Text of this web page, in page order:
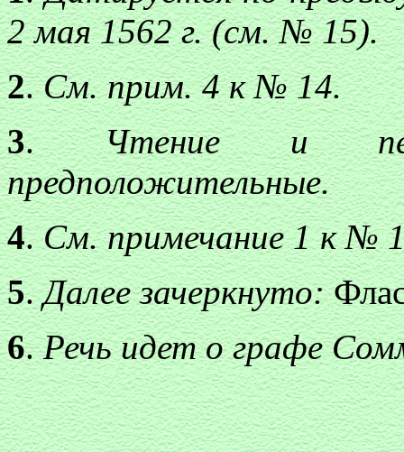
2 мая 1562 г. (см. № 15).
2.См. прим. 4 к № 14.
3.Чтение и
предположительные.
4.См. примечание 1 к №
5.Далее зачеркнуто:
6.Речь идет о графе